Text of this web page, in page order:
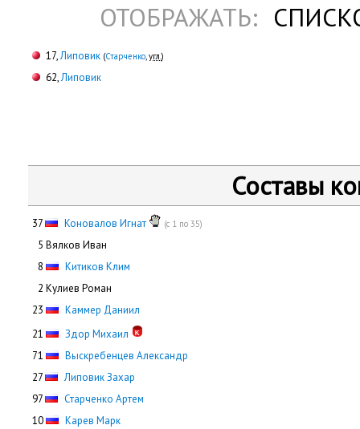
ОТОБРАЖАТЬ:
17,Липовик (Старченко,угл.)
62,Липовик
Составы
37 Коновалов Игнат (с 1 по 35)
5 Вялков Иван
8
Китиков Клим
2 Кулиев Роман
23
Каммер Даниил
21
Здор Михаил
71
Выскребенцев Александр
27
Липовик Захар
97
Старченко Артем
10
Карев Марк